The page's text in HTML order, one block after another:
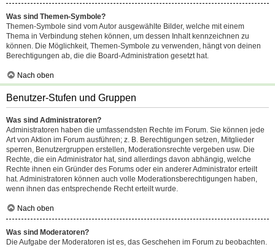
Was sind Themen-Symbole?
Themen-Symbole sind vom Autor ausgewählte Bilder, welche mit einem
Thema in Verbindung stehen können, um dessen Inhalt kennzeichnen zu
können. Die Möglichkeit, Themen-Symbole zu verwenden, hängt von deinen
Berechtigungen ab, die die Board-Administration gesetzt hat.
Nach oben
Benutzer-Stufen und Gruppen
Was sind Administratoren?
Administratoren haben die umfassendsten Rechte im Forum. Sie können jede
Art von Aktion im Forum ausführen; z. B. Berechtigungen setzen, Mitglieder
sperren, Benutzergruppen erstellen, Moderationsrechte vergeben usw. Die
Rechte, die ein Administrator hat, sind allerdings davon abhängig, welche
Rechte ihnen ein Gründer des Forums oder ein anderer Administrator erteilt
hat. Administratoren können auch volle Moderationsberechtigungen haben,
wenn ihnen das entsprechende Recht erteilt wurde.
Nach oben
Was sind Moderatoren?
Die Aufgabe der Moderatoren ist es, das Geschehen im Forum zu beobachten.